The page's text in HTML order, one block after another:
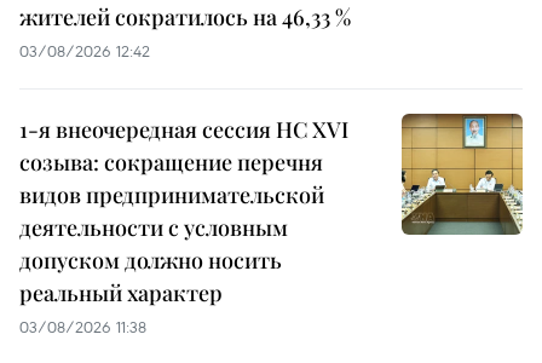
жителей сократилось на 46,33 %
03/08/2026 12:42
1-я внеочередная сессия НС XVI
созыва: сокращение перечня
видов предпринимательской
деятельности с условным
допуском должно носить
реальный характер
03/08/2026 11:38